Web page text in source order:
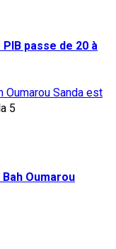
passe de 20 à
Oumarou Sanda est
5
Oumarou